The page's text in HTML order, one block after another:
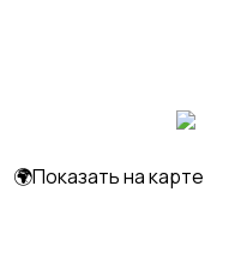
🌍Показать на карте